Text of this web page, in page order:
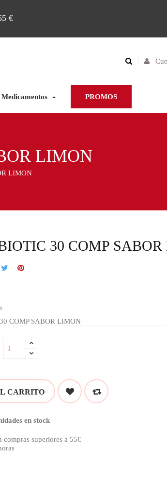
€
Medicamentos PROMOS
LIMON
LIMON
30 COMP
COMP SABOR LIMON
CARRITO
en stock
compras superiores a 55€